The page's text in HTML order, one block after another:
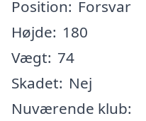
Position: Forsvar
Højde: 180
Vægt: 74
Skadet: Nej
Nuværende klub: